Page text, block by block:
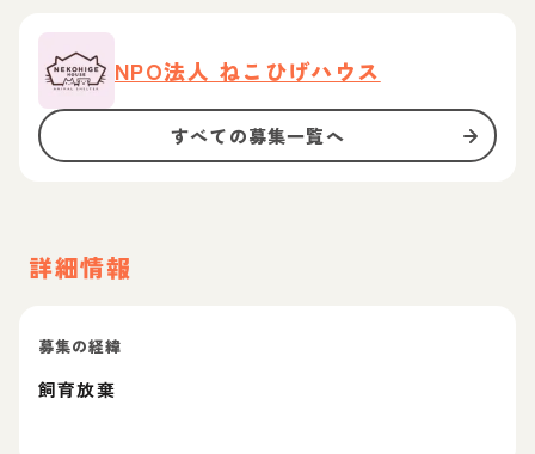
NPO法人 ねこひげハウス
すべての募集一覧へ
詳細情報
募集の経緯
飼育放棄